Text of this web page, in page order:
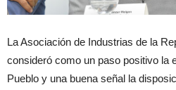
La Asociación de Industrias de la
consideró como un paso positivo la
Pueblo y una buena señal la